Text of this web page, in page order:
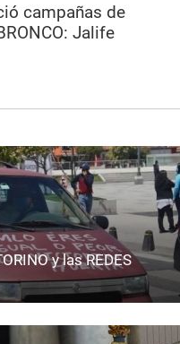
campañas de
Jalife
y las REDES